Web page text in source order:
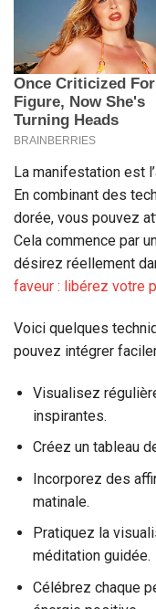
La manifestation est
En combinant des
dorée, vous pouvez
Cela commence par
désirez réellement
faveur : libérez votre
Voici quelques
pouvez intégrer
Visualisez
inspirantes.
Créez un tableau
Incorporez des
matinale.
Pratiquez la
méditation guidée.
Célébrez chaque